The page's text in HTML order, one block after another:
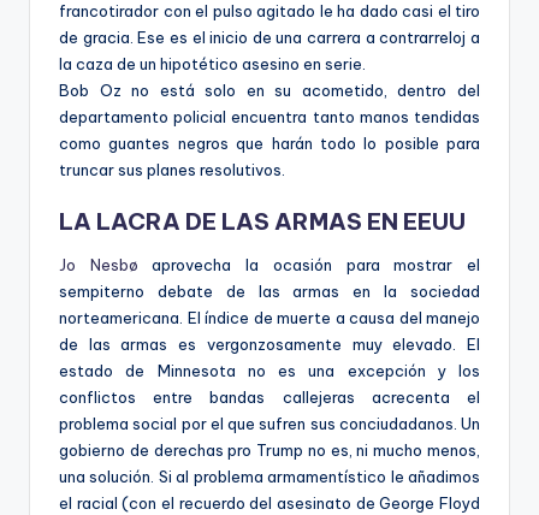
francotirador con el pulso agitado le ha dado casi el tiro
de gracia. Ese es el inicio de una carrera a contrarreloj a
la caza de un hipotético asesino en serie.
Bob Oz no está solo en su acometido, dentro del
departamento policial encuentra tanto manos tendidas
como guantes negros que harán todo lo posible para
truncar sus planes resolutivos.
LA LACRA DE LAS ARMAS EN EEUU
Jo Nesbø aprovecha la ocasión para mostrar el
sempiterno debate de las armas en la sociedad
norteamericana. El índice de muerte a causa del manejo
de las armas es vergonzosamente muy elevado. El
estado de Minnesota no es una excepción y los
conflictos entre bandas callejeras acrecenta el
problema social por el que sufren sus conciudadanos. Un
gobierno de derechas pro Trump no es, ni mucho menos,
una solución. Si al problema armamentístico le añadimos
el racial (con el recuerdo del asesinato de George Floyd